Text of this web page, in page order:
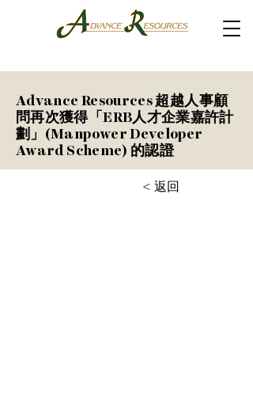
Advance Resources 超越人事顧
問再次獲得「ERB人才企業嘉許計
劃」(Manpower Developer
Award Scheme) 的認證
< 返回